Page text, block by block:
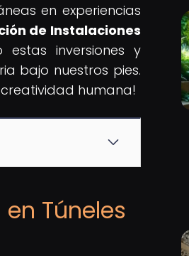
en experiencias
de Instalaciones
estas inversiones y
bajo nuestros pies.
humana!
Túneles